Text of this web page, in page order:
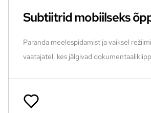
Subtiitrid mobiilseks
Paranda meelespidamist ja vaiksel
vaatajatel, kes jälgivad